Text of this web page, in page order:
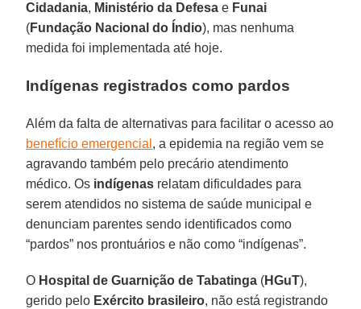
Cidadania, Ministério da Defesa e Funai
(Fundação Nacional do Índio), mas nenhuma
medida foi implementada até hoje.
Indígenas registrados como pardos
Além da falta de alternativas para facilitar o acesso ao
benefício emergencial , a epidemia na região vem se
agravando também pelo precário atendimento
médico. Os indígenas relatam dificuldades para
serem atendidos no sistema de saúde municipal e
denunciam parentes sendo identificados como
“pardos” nos prontuários e não como “indígenas”.
O Hospital de Guarnição de Tabatinga (HGuT),
gerido pelo Exército brasileiro, não está registrando